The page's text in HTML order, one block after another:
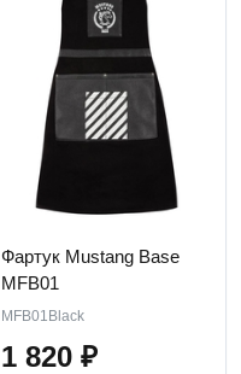
Фартук Mustang Base
MFB01
MFB01Black
1 820 ₽